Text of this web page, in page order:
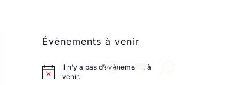
Évènements à venir
Il n’y a pas d’évènements à
venir.